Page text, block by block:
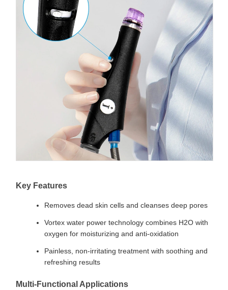
Key Features
Removes dead skin cells and cleanses deep pores
Vortex water power technology combines H2O with
oxygen for moisturizing and anti-oxidation
Painless, non-irritating treatment with soothing and
refreshing results
Multi-Functional Applications